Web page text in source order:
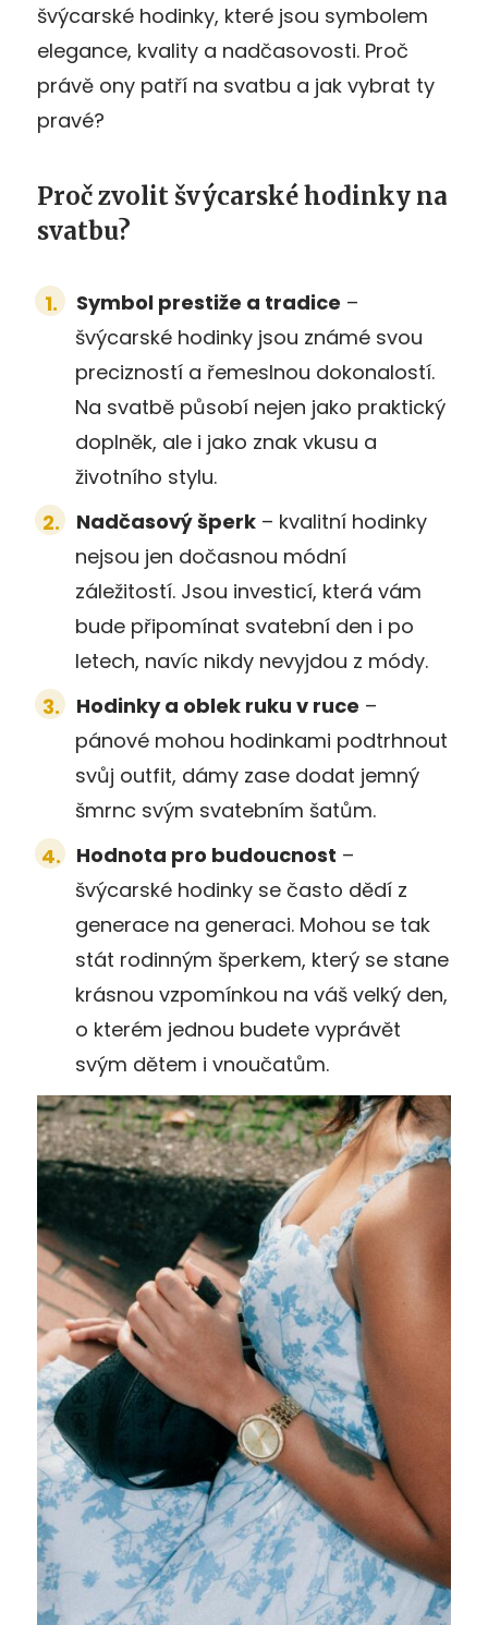
švýcarské hodinky, které jsou symbolem
elegance, kvality a nadčasovosti. Proč
právě ony patří na svatbu a jak vybrat ty
pravé?
Proč zvolit švýcarské hodinky na
svatbu?
Symbol prestiže a tradice –
švýcarské hodinky jsou známé svou
precizností a řemeslnou dokonalostí.
Na svatbě působí nejen jako praktický
doplněk, ale i jako znak vkusu a
životního stylu.
Nadčasový šperk – kvalitní hodinky
nejsou jen dočasnou módní
záležitostí. Jsou investicí, která vám
bude připomínat svatební den i po
letech, navíc nikdy nevyjdou z módy.
Hodinky a oblek ruku v ruce –
pánové mohou hodinkami podtrhnout
svůj outfit, dámy zase dodat jemný
šmrnc svým svatebním šatům.
Hodnota pro budoucnost –
švýcarské hodinky se často dědí z
generace na generaci. Mohou se tak
stát rodinným šperkem, který se stane
krásnou vzpomínkou na váš velký den,
o kterém jednou budete vyprávět
svým dětem i vnoučatům.